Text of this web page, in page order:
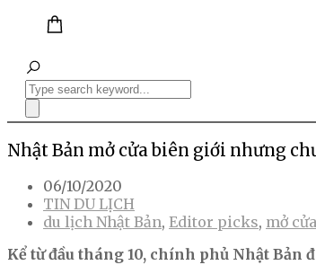
Nhật Bản mở cửa biên giới nhưng
06/10/2020
TIN DU LỊCH
du lịch Nhật Bản, Editor picks, mở
Kể từ đầu tháng 10, chính phủ Nhật